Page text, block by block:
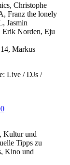
Christophe
Franz the lonely
Jasmin
Erik Norden, Eju
Markus
Live / DJs /
Kultur und
Tipps zu
Kino und